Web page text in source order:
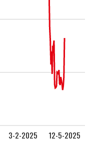
12-5-2025
3-2-2025